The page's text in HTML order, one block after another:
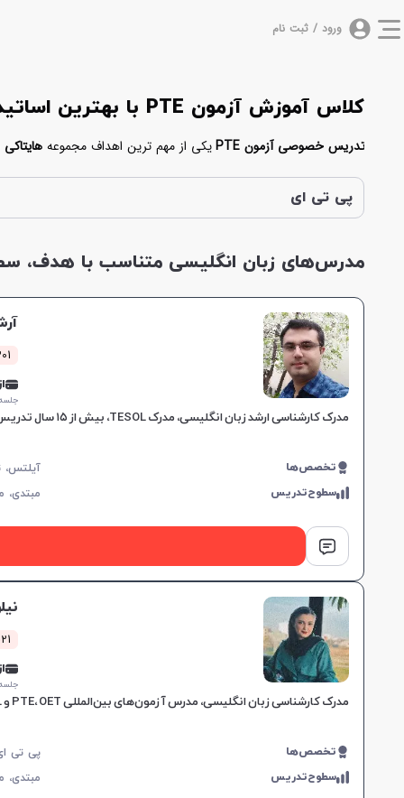
ورود / ثبت نام
کلاس آموزش آزمون PTE با بهترین اساتید تدریس خصوصی PTE
تدریس خصوصی آزمون PTE یکی از مهم ترین اهداف مجموعه هایتاکی
کمک می‌کنند در کوتاه ترین زمان ممکن در آزمون پی تی ای موفق شوید.
پی تی ای
مدرس‌های زبان انگلیسی متناسب با هدف،
301
از
جلسه ۱
مدرک کارشناسی ارشد زبان انگلیسی، مدرک TESOL، بیش از ۱۵ سال تدریس در موسسات معتبر، مهارت در آمادگی آزمون‌های IELTS و TOEFL، آموزش هدفمند برای نیازهای خاص زبان‌آموزان.
تخصص‌ها
سطوح‌تدریس مبتدی،
1021
از
جلسه ۱
مدرک کارشناسی زبان انگلیسی، مدرس آزمون‌های بین‌المللی PTE، OET و TOEFL، تجربه تدریس در آموزشگاه‌های معتبر، روش‌های آموزشی اختصاصی بر اساس شخصیت و سلیقه زبان‌آموز.
تخصص‌ها
سطوح‌تدریس مبتدی،